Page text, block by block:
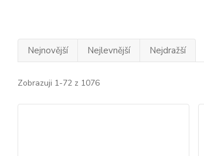
Nejnovější Nejlevnější Nejdražší
Zobrazuji 1-72 z 1076